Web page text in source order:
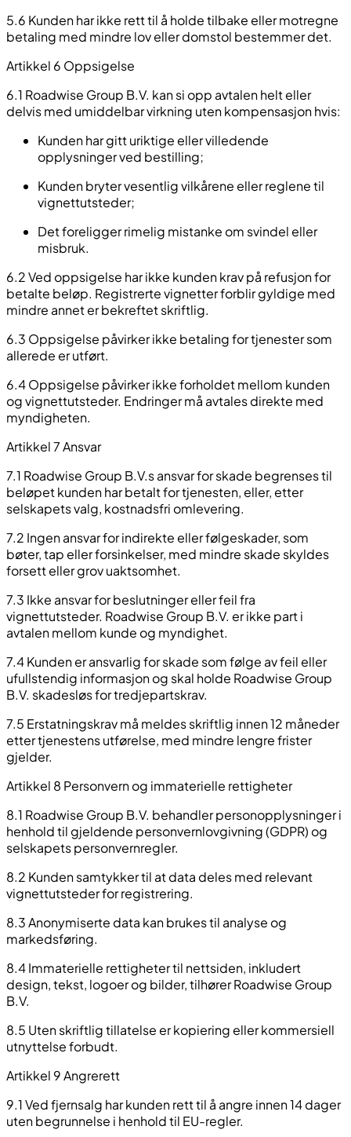
5.6 Kunden har ikke rett til å holde tilbake eller motregne
betaling med mindre lov eller domstol bestemmer det.
Artikkel 6 Oppsigelse
6.1 Roadwise Group B.V. kan si opp avtalen helt eller
delvis med umiddelbar virkning uten kompensasjon hvis:
Kunden har gitt uriktige eller villedende
opplysninger ved bestilling;
Kunden bryter vesentlig vilkårene eller reglene til
vignettutsteder;
Det foreligger rimelig mistanke om svindel eller
misbruk.
6.2 Ved oppsigelse har ikke kunden krav på refusjon for
betalte beløp. Registrerte vignetter forblir gyldige med
mindre annet er bekreftet skriftlig.
6.3 Oppsigelse påvirker ikke betaling for tjenester som
allerede er utført.
6.4 Oppsigelse påvirker ikke forholdet mellom kunden
og vignettutsteder. Endringer må avtales direkte med
myndigheten.
Artikkel 7 Ansvar
7.1 Roadwise Group B.V.s ansvar for skade begrenses til
beløpet kunden har betalt for tjenesten, eller, etter
selskapets valg, kostnadsfri omlevering.
7.2 Ingen ansvar for indirekte eller følgeskader, som
bøter, tap eller forsinkelser, med mindre skade skyldes
forsett eller grov uaktsomhet.
7.3 Ikke ansvar for beslutninger eller feil fra
vignettutsteder. Roadwise Group B.V. er ikke part i
avtalen mellom kunde og myndighet.
7.4 Kunden er ansvarlig for skade som følge av feil eller
ufullstendig informasjon og skal holde Roadwise Group
B.V. skadesløs for tredjepartskrav.
7.5 Erstatningskrav må meldes skriftlig innen 12 måneder
etter tjenestens utførelse, med mindre lengre frister
gjelder.
Artikkel 8 Personvern og immaterielle rettigheter
8.1 Roadwise Group B.V. behandler personopplysninger i
henhold til gjeldende personvernlovgivning (GDPR) og
selskapets personvernregler.
8.2 Kunden samtykker til at data deles med relevant
vignettutsteder for registrering.
8.3 Anonymiserte data kan brukes til analyse og
markedsføring.
8.4 Immaterielle rettigheter til nettsiden, inkludert
design, tekst, logoer og bilder, tilhører Roadwise Group
B.V.
8.5 Uten skriftlig tillatelse er kopiering eller kommersiell
utnyttelse forbudt.
Artikkel 9 Angrerett
9.1 Ved fjernsalg har kunden rett til å angre innen 14 dager
uten begrunnelse i henhold til EU-regler.